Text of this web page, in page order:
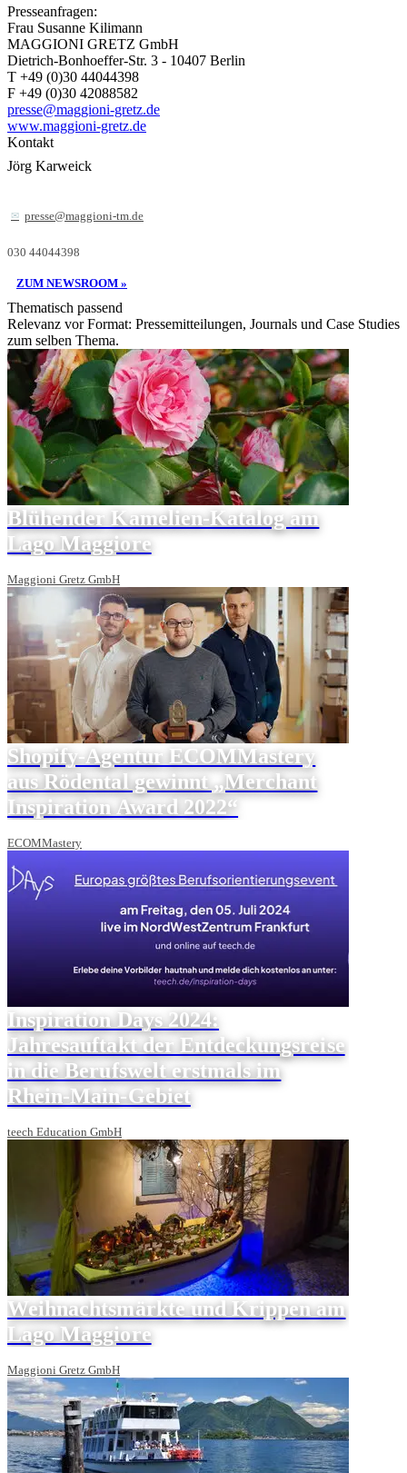
Presseanfragen:
Frau Susanne Kilimann
MAGGIONI GRETZ GmbH
Dietrich-Bonhoeffer-Str. 3 - 10407 Berlin
T +49 (0)30 44044398
F +49 (0)30 42088582
presse@maggioni-gretz.de
www.maggioni-gretz.de
Kontakt
Jörg Karweick
presse@maggioni-tm.de
030 44044398
ZUM NEWSROOM »
Thematisch passend
Relevanz vor Format: Pressemitteilungen, Journals und Case Studies
zum selben Thema.
Blühender Kamelien-Katalog am
Lago Maggiore
Maggioni Gretz GmbH
Shopify-Agentur ECOMMastery
aus Rödental gewinnt „Merchant
Inspiration Award 2022“
ECOMMastery
Inspiration Days 2024:
Jahresauftakt der Entdeckungsreise
in die Berufswelt erstmals im
Rhein-Main-Gebiet
teech Education GmbH
Weihnachtsmärkte und Krippen am
Lago Maggiore
Maggioni Gretz GmbH